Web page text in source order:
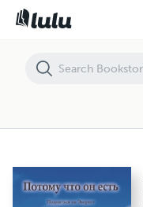
Потому что он есть